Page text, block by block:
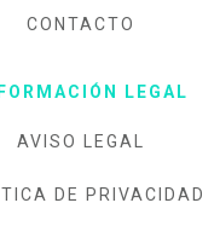
CONTACTO
LEGAL
AVISO LEGAL
DE PRIVACIDAD